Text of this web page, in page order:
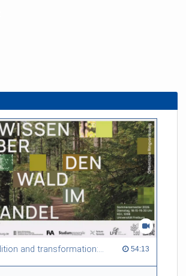
Between tradition and transformation: how owners, advisers and institutions co-create knowledge for resilient forests in Europe 54:13